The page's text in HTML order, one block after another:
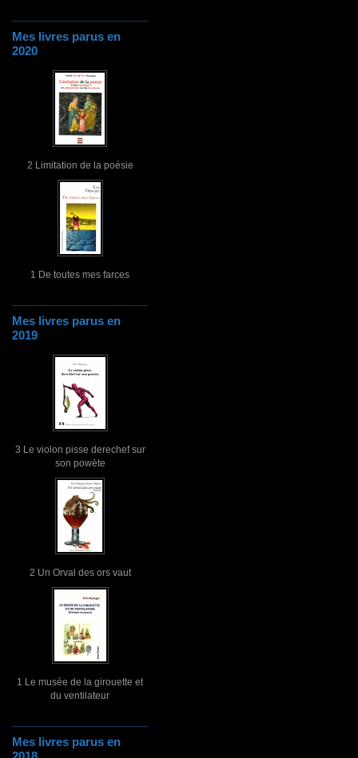
Mes livres parus en
2020
2 Limitation de la poésie
1 De toutes mes farces
Mes livres parus en
2019
3 Le violon pisse derechef sur
son powète
2 Un Orval des ors vaut
1 Le musée de la girouette et
du ventilateur
Mes livres parus en